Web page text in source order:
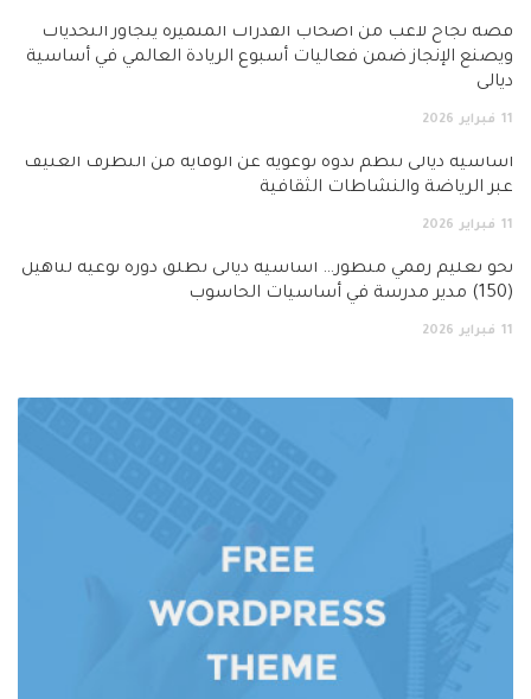
قصة نجاح لاعب من أصحاب القدرات المتميزة يتجاوز التحديات
ويصنع الإنجاز ضمن فعاليات أسبوع الريادة العالمي في أساسية
ديالى
11 فبراير 2026
أساسية ديالى تنظم ندوة توعوية عن الوقاية من التطرف العنيف
عبر الرياضة والنشاطات الثقافية
11 فبراير 2026
نحو تعليم رقمي متطور… اساسية ديالى تطلق دورة نوعية لتأهيل
(150) مدير مدرسة في أساسيات الحاسوب
11 فبراير 2026